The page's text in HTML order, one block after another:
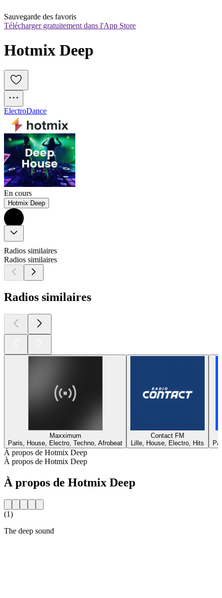
Sauvegarde des favoris
Télécharger gratuitement dans l'App Store
Hotmix Deep
ElectroDance
En cours
Hotmix Deep
Radios similaires
Radios similaires
Radios similaires
Maxximum
Paris, House, Electro, Techno, Afrobeat
Contact FM
Lille, House, Electro, Hits
À propos de Hotmix Deep
À propos de Hotmix Deep
À propos de Hotmix Deep
(1)
The deep sound